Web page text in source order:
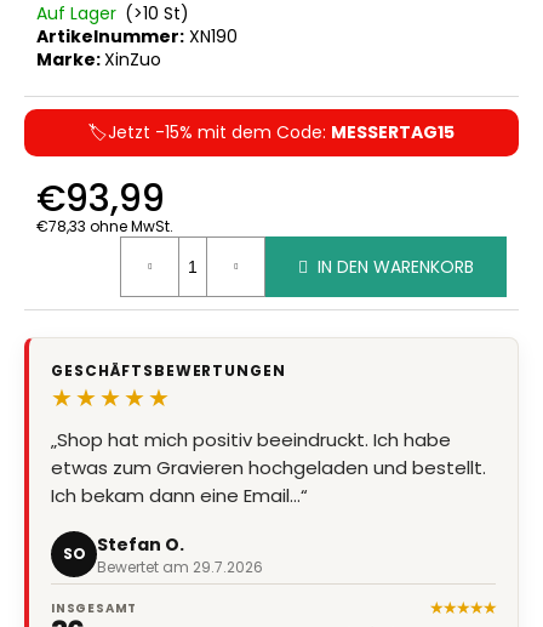
Auf Lager (>10 St)
Artikelnummer: XN190
Marke:XinZuo
🏷️Jetzt -15% mit dem Code: MESSERTAG15
€93,99
€78,33 ohne MwSt.
IN DEN WARENKORB
GESCHÄFTSBEWERTUNGEN
★★★★★
„Shop hat mich positiv beeindruckt. Ich habe
etwas zum Gravieren hochgeladen und bestellt.
Ich bekam dann eine Email…“
SO Stefan O.
Bewertet am 29.7.2026
INSGESAMT
36
★★★★★
Geschäftsbewertungen